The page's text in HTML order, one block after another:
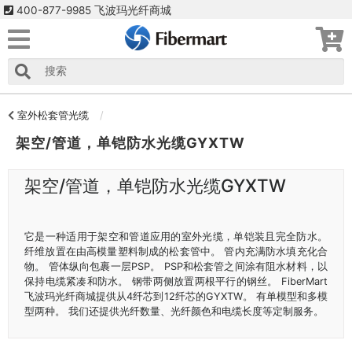
400-877-9985 飞波玛光纤商城
室外松套管光缆
架空/管道，单铠防水光缆GYXTW
架空/管道，单铠防水光缆GYXTW
它是一种适用于架空和管道应用的室外光缆，单铠装且完全防水。
纤维放置在由高模量塑料制成的松套管中。 管内充满防水填充化合
物。 管体纵向包裹一层PSP。 PSP和松套管之间涂有阻水材料，以
保持电缆紧凑和防水。 钢带两侧放置两根平行的钢丝。 FiberMart
飞波玛光纤商城提供从4纤芯到12纤芯的GYXTW。 有单模型和多模
型两种。 我们还提供光纤数量、光纤颜色和电缆长度等定制服务。